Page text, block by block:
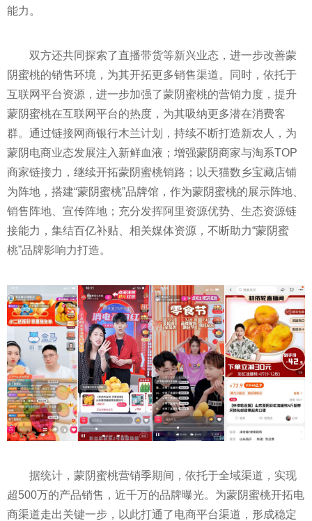
能力。
双方还共同探索了直播带货等新兴业态，进一步改善蒙
阴蜜桃的销售环境，为其开拓更多销售渠道。同时，依托于
互联网平台资源，进一步加强了蒙阴蜜桃的营销力度，提升
蒙阴蜜桃在互联网平台的热度，为其吸纳更多潜在消费客
群。通过链接网商银行木兰计划，持续不断打造新农人，为
蒙阴电商业态发展注入新鲜血液；增强蒙阴商家与淘系TOP
商家链接力，继续开拓蒙阴蜜桃销路；以天猫数乡宝藏店铺
为阵地，搭建“蒙阴蜜桃”品牌馆，作为蒙阴蜜桃的展示阵地、
销售阵地、宣传阵地；充分发挥阿里资源优势、生态资源链
接能力，集结百亿补贴、相关媒体资源，不断助力“蒙阴蜜
桃”品牌影响力打造。
据统计，蒙阴蜜桃营销季期间，依托于全域渠道，实现
超500万的产品销售， 近千万的品牌曝光。为蒙阴蜜桃开拓电
商渠道走出关键一步，以此打通了电商平台渠道，形成稳定